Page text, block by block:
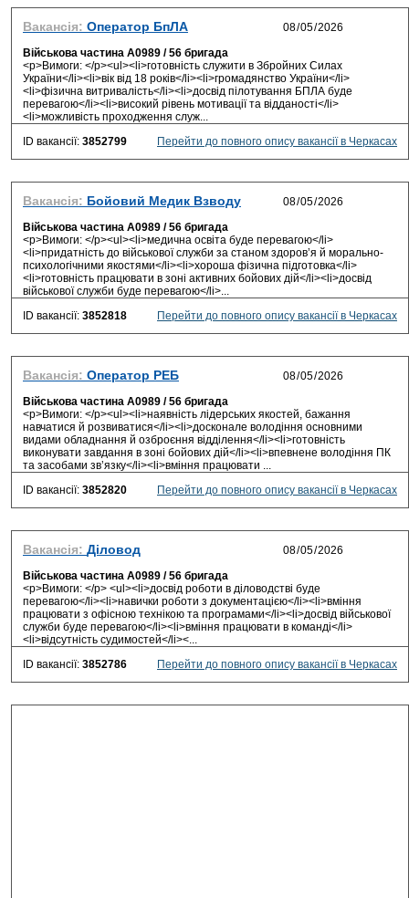
Вакансія: Оператор БпЛА
Військова частина А0989 / 56 бригада
<p>Вимоги: </p><ul><li>готовність служити в Збройних Силах
України</li><li>вік від 18 років</li><li>громадянство України</li>
<li>фізична витривалість</li><li>досвід пілотування БПЛА буде
перевагою</li><li>високий рівень мотивації та відданості</li>
<li>можливість проходження служ...
ID вакансії: 3852799 Перейти до повного опису вакансії в Черкасах
Вакансія: Бойовий Медик Взводу
Військова частина А0989 / 56 бригада
<p>Вимоги: </p><ul><li>медична освіта буде перевагою</li>
<li>придатність до військової служби за станом здоров’я й морально-
психологічними якостями</li><li>хороша фізична підготовка</li>
<li>готовність працювати в зоні активних бойових дій</li><li>досвід
військової служби буде перевагою</li>...
ID вакансії: 3852818 Перейти до повного опису вакансії в Черкасах
Вакансія: Оператор РЕБ
Військова частина А0989 / 56 бригада
<p>Вимоги: </p><ul><li>наявність лідерських якостей, бажання
навчатися й розвиватися</li><li>досконале володіння основними
видами обладнання й озброєння відділення</li><li>готовність
виконувати завдання в зоні бойових дій</li><li>впевнене володіння ПК
та засобами зв’язку</li><li>вміння працювати ...
ID вакансії: 3852820 Перейти до повного опису вакансії в Черкасах
Вакансія: Діловод
Військова частина А0989 / 56 бригада
<p>Вимоги: </p> <ul><li>досвід роботи в діловодстві буде
перевагою</li><li>навички роботи з документацією</li><li>вміння
працювати з офісною технікою та програмами</li><li>досвід військової
служби буде перевагою</li><li>вміння працювати в команді</li>
<li>відсутність судимостей</li><...
ID вакансії: 3852786 Перейти до повного опису вакансії в Черкасах